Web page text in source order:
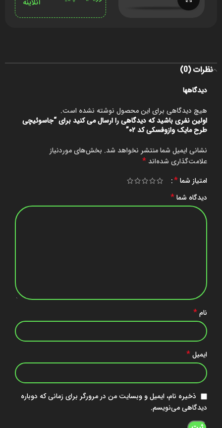
نظرات (0)
دیدگاهها
هیچ دیدگاهی برای این محصول نوشته نشده است.
اولین نفری باشید که دیدگاهی را ارسال می کنید برای “جاسوئیچی
طرح مایک وازوفسکی کد ۰۲”
نشانی ایمیل شما منتشر نخواهد شد. بخش‌های موردنیاز
علامت‌گذاری شده‌اند *
امتیاز شما*
دیدگاه شما*
نام*
ایمیل*
ذخیره نام، ایمیل و وبسایت من در مرورگر برای زمانی که دوباره
دیدگاهی می‌نویسم.